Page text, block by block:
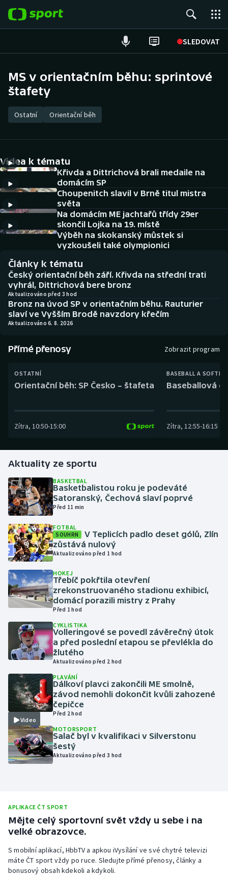
SLEDOVAT
Hokej
Tenis
Atletika
Cyklistika
DALŠÍ SPORTY
Americký fotbal
Baseball a softbal
Basketbal
Biatlon
Boby a skeleton
Dostihy
Futsal
Gymnastika
Házená
Jezdectví
Judo
Krasobruslení
Lezení
Lyže a snowboard
Moderní pětiboj
Motorsport
Olympijské hry
Parasport
Plavání
Rychlobruslení
Rychlostní kanoistika
Short track
NEPŘEHLÉDNĚTE
Soutěže
Historické návraty
Aplikace ČT sport
AZ kvíz
MS v orientačním běhu: sprintové
štafety
Ostatní Orientační běh
Videa k tématu
Křivda a Dittrichová brali medaile na
domácím SP
Choupenitch slavil v Brně titul mistra
světa
Na domácím ME jachtařů třídy 29er
skončil Lojka na 19. místě
Výběh na skokanský můstek si
vyzkoušeli také olympionici
Články k tématu
Český orientační běh září. Křivda na střední trati
vyhrál, Dittrichová bere bronz
Aktualizováno před 3 hod
Bronz na úvod SP v orientačním běhu. Rauturier
slaví ve Vyšším Brodě navzdory křečím
Aktualizováno 6. 8. 2026
Přímé přenosy Zobrazit program
OSTATNÍ
Orientační běh: SP Česko – štafeta
Zítra, 10:50-15:00
BASEBALL A
Baseballová
Zítra, 12:55-16:15
Aktuality ze sportu
BASKETBAL
Basketbalistou roku je podeváté
Satoranský, Čechová slaví poprvé
Před 11 min
FOTBAL
SOUHRN
V Teplicích padlo deset gólů, Zlín
zůstává nulový
Aktualizováno před 1 hod
HOKEJ
Třebíč pokřtila otevření
zrekonstruovaného stadionu exhibicí,
domácí porazili mistry z Prahy
Před 1 hod
CYKLISTIKA
Volleringové se povedl závěrečný útok
a před poslední etapou se převlékla do
žlutého
Aktualizováno před 2 hod
Video
PLAVÁNÍ
Dálkoví plavci zakončili ME smolně,
závod nemohli dokončit kvůli zahozené
čepičce
Před 2 hod
MOTORSPORT
Salač byl v kvalifikaci v Silverstonu
šestý
Aktualizováno před 3 hod
APLIKACE ČT SPORT
Mějte celý sportovní svět vždy u sebe i na
velké obrazovce.
S mobilní aplikací, HbbTV a apkou iVysílání ve své chytré televizi
máte ČT sport vždy po ruce. Sledujte přímé přenosy, články a
bonusový obsah kdekoli a kdykoli.